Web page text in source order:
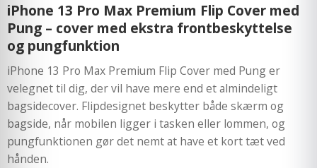
iPhone 13 Pro Max Premium Flip Cover med
Pung – cover med ekstra frontbeskyttelse
og pungfunktion
iPhone 13 Pro Max Premium Flip Cover med Pung er
velegnet til dig, der vil have mere end et almindeligt
bagsidecover. Flipdesignet beskytter både skærm og
bagside, når mobilen ligger i tasken eller lommen, og
pungfunktionen gør det nemt at have et kort tæt ved
hånden.